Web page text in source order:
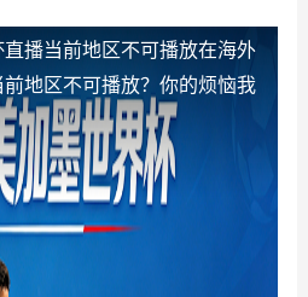
播当前地区不可播放在海外
地区不可播放？你的烦恼我